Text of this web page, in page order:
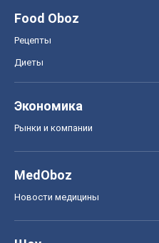
Food Oboz
Рецепты
Диеты
Экономика
Рынки и компании
MedOboz
Новости медицины